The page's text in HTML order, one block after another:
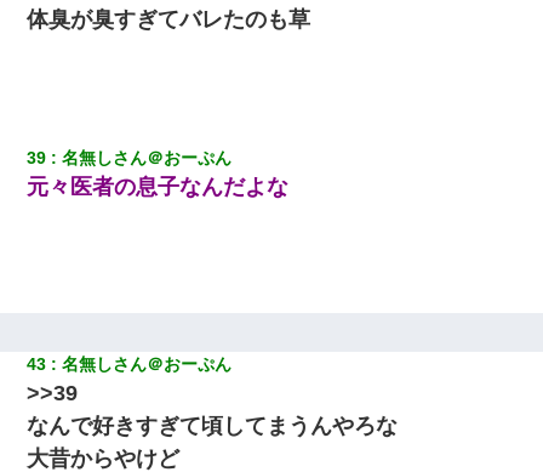
体臭が臭すぎてバレたのも草
39 名無しさん＠おーぷん
元々医者の息子なんだよな
43 名無しさん＠おーぷん
>>39
なんで好きすぎて頃してまうんやろな
大昔からやけど